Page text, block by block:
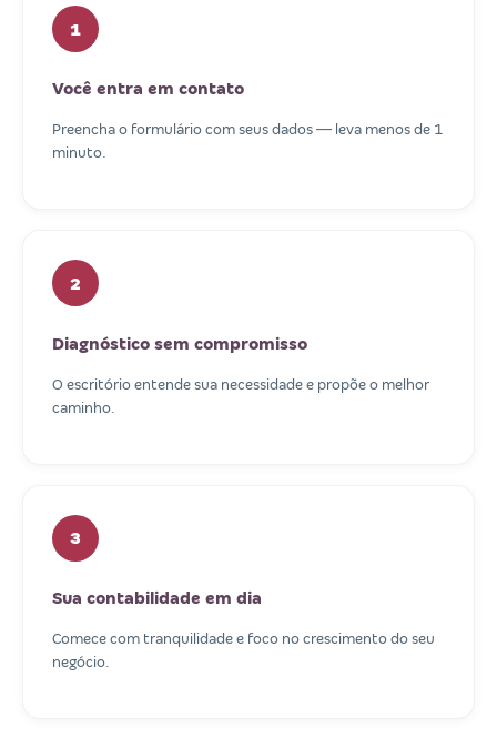
1
Você entra em contato
Preencha o formulário com seus dados — leva menos de 1
minuto.
2
Diagnóstico sem compromisso
O escritório entende sua necessidade e propõe o melhor
caminho.
3
Sua contabilidade em dia
Comece com tranquilidade e foco no crescimento do seu
negócio.